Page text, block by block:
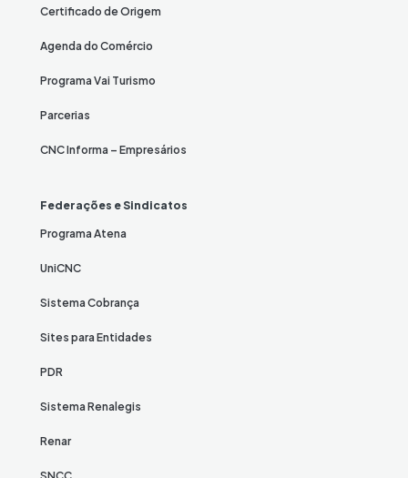
Certificado de Origem
Agenda do Comércio
Programa Vai Turismo
Parcerias
CNC Informa – Empresários
Federações e Sindicatos
Programa Atena
UniCNC
Sistema Cobrança
Sites para Entidades
PDR
Sistema Renalegis
Renar